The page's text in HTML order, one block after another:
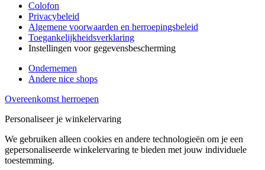
Colofon
Privacybeleid
Algemene voorwaarden en herroepingsbeleid
Toegankelijkheidsverklaring
Instellingen voor gegevensbescherming
Ondernemen
Andere nice shops
Overeenkomst herroepen
Personaliseer je winkelervaring
We gebruiken alleen cookies en andere technologieën om je een
gepersonaliseerde winkelervaring te bieden met jouw individuele
toestemming.